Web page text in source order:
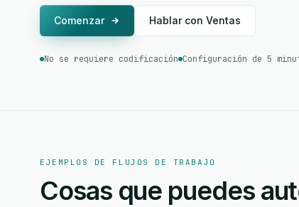
Comenzar Hablar con Ventas
No se requiere codificación Configuración de 5
EJEMPLOS DE FLUJOS DE TRABAJO
Cosas que puedes